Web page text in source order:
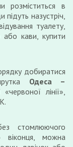
розміститься в
назустріч,
туалету,
кави, купити
добиратися
Одеса –
лінії»,
стомлюючого
віконця, можна